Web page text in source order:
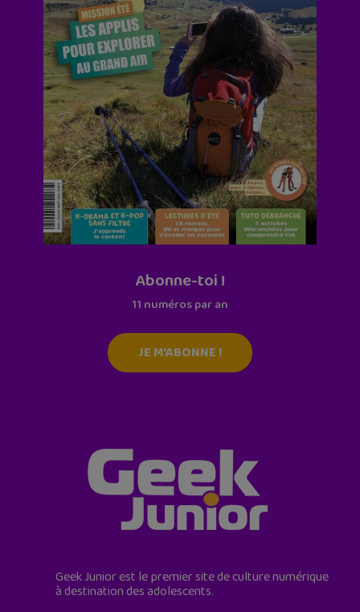
Abonne-toi !
11 numéros par an
JE M'ABONNE !
Geek Junior est le premier site de culture numérique
à destination des adolescents.